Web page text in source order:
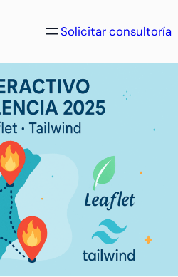
Solicitar consultoría